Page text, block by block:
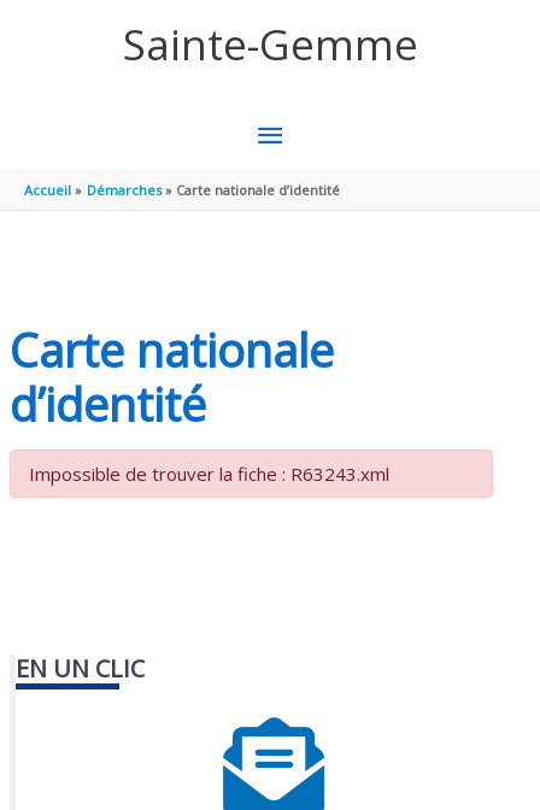
Sainte-Gemme
MENU
PRINCIPAL
Accueil Démarches Carte nationale d’identité
Carte nationale
d’identité
Impossible de trouver la fiche : R63243.xml
EN UN CLIC